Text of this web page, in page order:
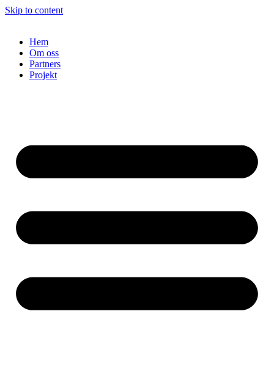
Skip to content
Hem
Om oss
Partners
Projekt